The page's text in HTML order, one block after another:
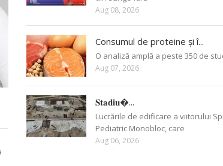
Aug 08, 2026
Consumul de proteine și î...
O analiză amplă a peste 350 de
Aug 07, 2026
𝐒𝐭𝐚𝐝𝐢𝐮�...
Lucrările de edificare a viitorului
Pediatric Monobloc, care
Aug 06, 2026